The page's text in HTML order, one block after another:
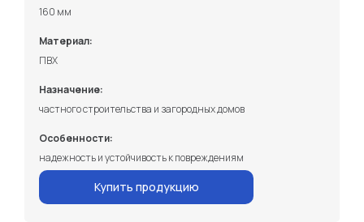
160 мм
Материал:
ПВХ
Назначение:
частного строительства и загородных домов
Особенности:
надежность и устойчивость к повреждениям
Купить продукцию